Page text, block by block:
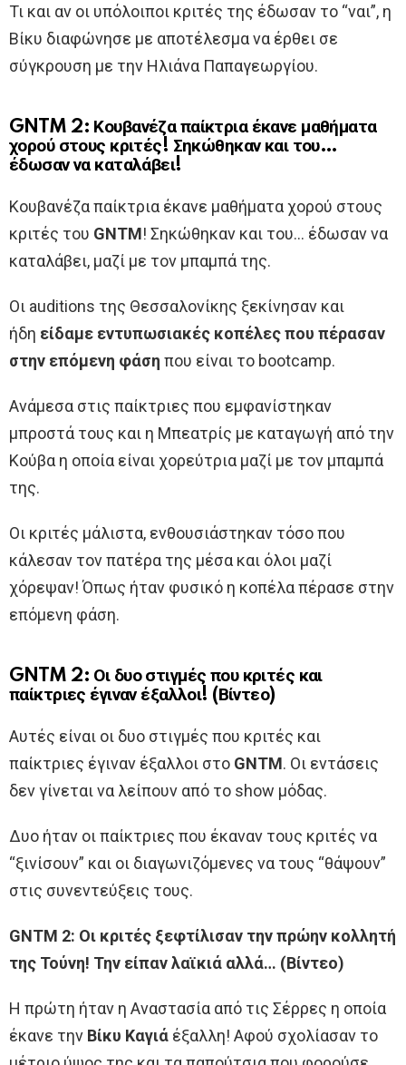
Τι και αν οι υπόλοιποι κριτές της έδωσαν το “ναι”, η
Βίκυ διαφώνησε με αποτέλεσμα να έρθει σε
σύγκρουση με την Ηλιάνα Παπαγεωργίου.
GNTM 2: Κουβανέζα παίκτρια έκανε μαθήματα
χορού στους κριτές! Σηκώθηκαν και του…
έδωσαν να καταλάβει!
Κουβανέζα παίκτρια έκανε μαθήματα χορού στους
κριτές του GNTM! Σηκώθηκαν και του… έδωσαν να
καταλάβει, μαζί με τον μπαμπά της.
Οι auditions της Θεσσαλονίκης ξεκίνησαν και
ήδη είδαμε εντυπωσιακές κοπέλες που πέρασαν
στην επόμενη φάση που είναι το bootcamp.
Ανάμεσα στις παίκτριες που εμφανίστηκαν
μπροστά τους και η Μπεατρίς με καταγωγή από την
Κούβα η οποία είναι χορεύτρια μαζί με τον μπαμπά
της.
Οι κριτές μάλιστα, ενθουσιάστηκαν τόσο που
κάλεσαν τον πατέρα της μέσα και όλοι μαζί
χόρεψαν! Όπως ήταν φυσικό η κοπέλα πέρασε στην
επόμενη φάση.
GNTM 2: Οι δυο στιγμές που κριτές και
παίκτριες έγιναν έξαλλοι! (Βίντεο)
Αυτές είναι οι δυο στιγμές που κριτές και
παίκτριες έγιναν έξαλλοι στο GNTM. Οι εντάσεις
δεν γίνεται να λείπουν από το show μόδας.
Δυο ήταν οι παίκτριες που έκαναν τους κριτές να
“ξινίσουν” και οι διαγωνιζόμενες να τους “θάψουν”
στις συνεντεύξεις τους.
GNTM 2: Οι κριτές ξεφτίλισαν την πρώην κολλητή
της Τούνη! Την είπαν λαϊκιά αλλά… (Βίντεο)
Η πρώτη ήταν η Αναστασία από τις Σέρρες η οποία
έκανε την Βίκυ Καγιά έξαλλη! Αφού σχολίασαν το